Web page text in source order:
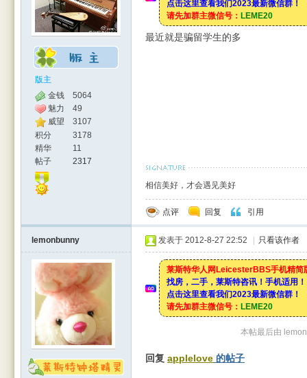
版主
金钱
5064
魅力
49
威望
3107
积分
3178
精华
11
帖子
2317
点击这里查看我们2023最新微信群！
请先加群主微信号： LEME20
最近就是骗留学生的多
相信美好，才会遇见美好
点评 回复 引用
lemonbunny 发表于 2012-8-27 22:52 只看该作者
莱斯特华人网LeicesterBBS手机精简
找房，二手，莱斯特咨讯！手机适用！
点击这里查看我们2023最新微信群！
请先加群主微信号： LEME20
本帖最后由
回复 applelove 的帖子